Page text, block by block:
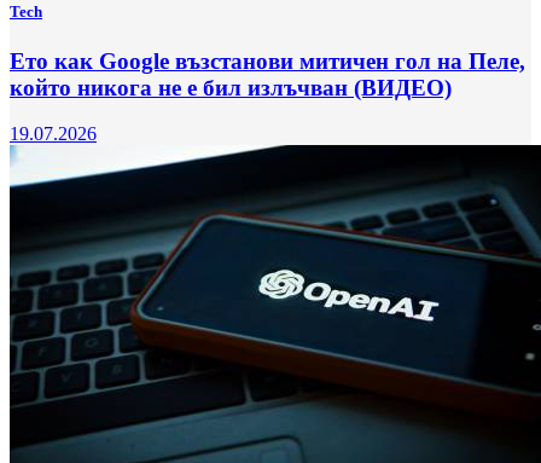
Tech
Ето как Google възстанови митичен гол на Пеле,
който никога не е бил излъчван (ВИДЕО)
19.07.2026